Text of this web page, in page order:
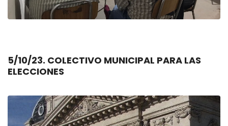
5/10/23. COLECTIVO MUNICIPAL PARA LAS
ELECCIONES